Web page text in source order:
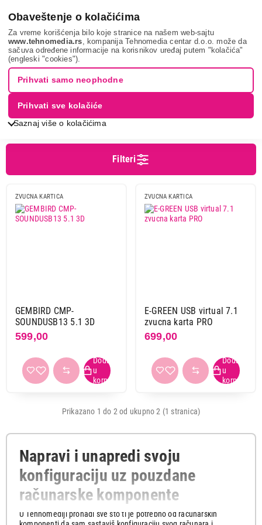
Obaveštenje o kolačićima
Za vreme korišćenja bilo koje stranice na našem web-sajtu
www.tehnomedia.rs , kompanija Tehnomedia centar d.o.o. može da
sačuva određene informacije na korisnikov uređaj putem "kolačića"
(engleski "cookies").
Saznaj više o kolačićima
Prihvati samo neophodne
Prihvati sve kolačiće
It & gaming Računarske komponente Zvučne kartice
Cena od Cena do
eksterna 2
ZVUČNE KARTICE
Sortiranje Prikaz
Filteri
ZVUCNA KARTICA
GEMBIRD CMP-
SOUNDUSB13 5.1 3D
599,00
ZVUCNA KARTICA
E-GREEN USB virtual 7.1
zvucna karta PRO
699,00
Prikazano 1 do 2 od ukupno 2 (1 stranica)
Napravi i unapredi svoju
konfiguraciju uz pouzdane
računarske komponente
U Tehnomediji pronađi sve što ti je potrebno od računarskih